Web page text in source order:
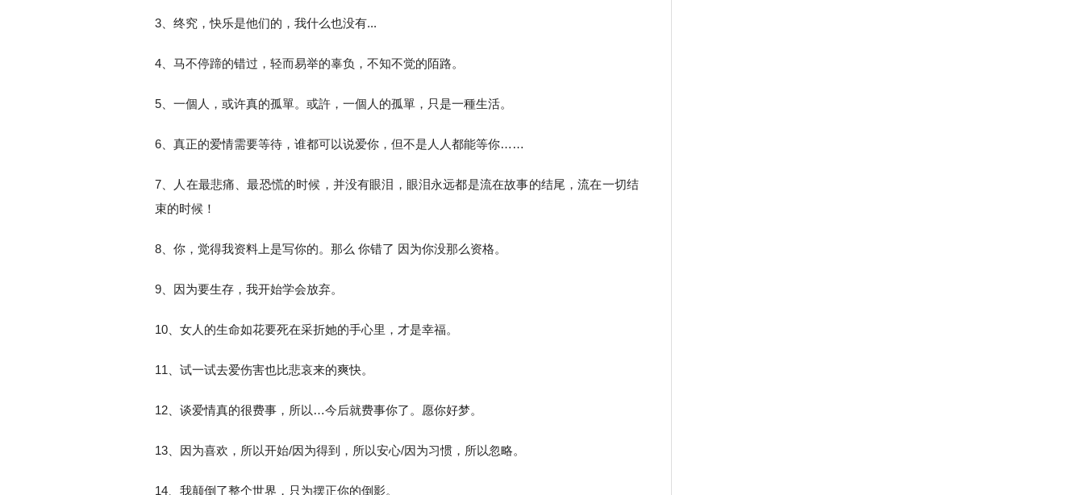
3、终究，快乐是他们的，我什么也没有...
4、马不停蹄的错过，轻而易举的辜负，不知不觉的陌路。
5、一個人，或许真的孤單。或許，一個人的孤單，只是一種生活。
6、真正的爱情需要等待，谁都可以说爱你，但不是人人都能等你……
7、人在最悲痛、最恐慌的时候，并没有眼泪，眼泪永远都是流在故事的结尾，流在一切结
束的时候！
8、你，觉得我资料上是写你的。那么 你错了 因为你没那么资格。
9、因为要生存，我开始学会放弃。
10、女人的生命如花要死在采折她的手心里，才是幸福。
11、试一试去爱伤害也比悲哀来的爽快。
12、谈爱情真的很费事，所以…今后就费事你了。愿你好梦。
13、因为喜欢，所以开始/因为得到，所以安心/因为习惯，所以忽略。
14、我颠倒了整个世界，只为摆正你的倒影。